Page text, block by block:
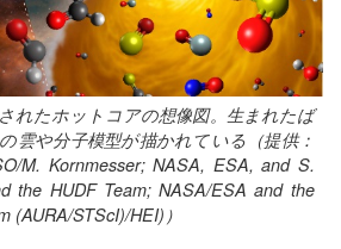
れたホットコアの想像図。生まれたば
雲や分子模型が描かれている（提供：
M. Kornmesser; NASA, ESA, and S.
the HUDF Team; NASA/ESA and the
(AURA/STScI)/HEI)）